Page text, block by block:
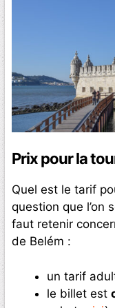
Prix pour la
Quel est le tarif
question que l’on
faut retenir
de Belém :
un tarif
le billet est